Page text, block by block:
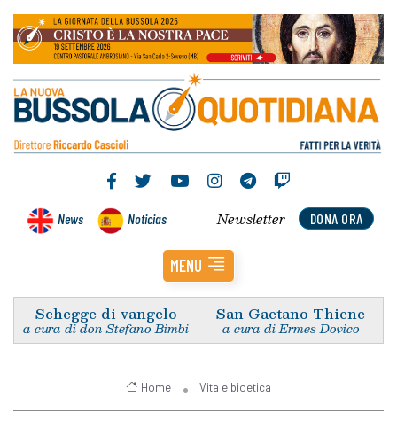
News Noticias DONA ORA
Newsletter
MENU
Schegge di vangelo
a cura di don Stefano Bimbi
San Gaetano Thiene
a cura di Ermes Dovico
Home Vita e bioetica